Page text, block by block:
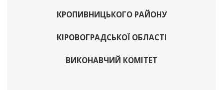
КРОПИВНИЦЬКОГО РАЙОНУ
КІРОВОГРАДСЬКОЇ ОБЛАСТІ
ВИКОНАВЧИЙ КОМІТЕТ